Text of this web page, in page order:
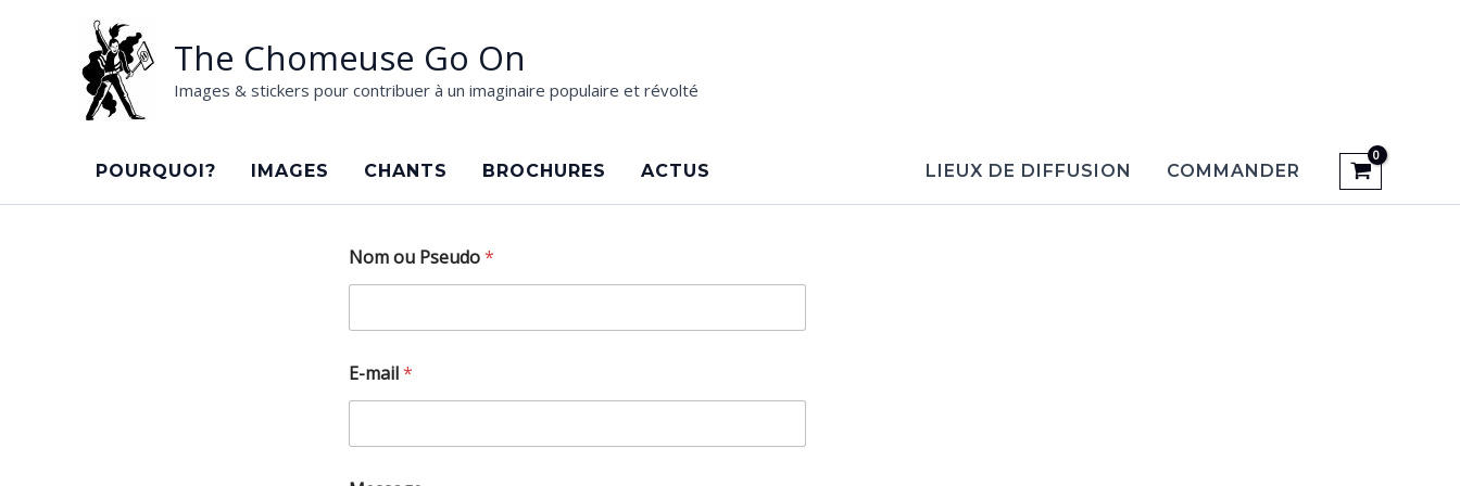
The Chomeuse Go On
Images & stickers pour contribuer à un imaginaire populaire et révolté
POURQUOI? IMAGES CHANTS BROCHURES ACTUS LIEUX DE DIFFUSION COMMANDER
Nom ou Pseudo*
o
m
E
m
E-mail*